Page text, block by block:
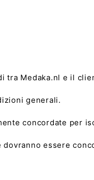
tra Medaka.nl e il
generali.
concordate per
essere